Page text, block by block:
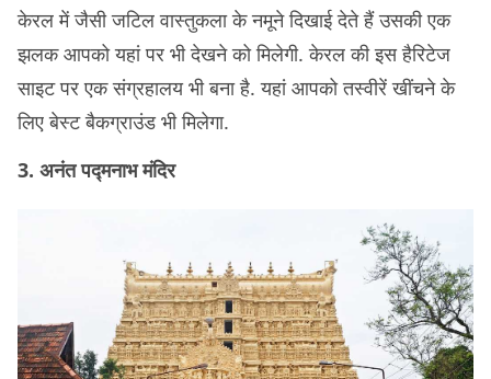
केरल में जैसी जटिल वास्तुकला के नमूने दिखाई देते हैं उसकी एक
झलक आपको यहां पर भी देखने को मिलेगी. केरल की इस हैरिटेज
साइट पर एक संग्रहालय भी बना है. यहां आपको तस्वीरें खींचने के
लिए बेस्ट बैकग्राउंड भी मिलेगा.
3. अनंत पद्मनाभ मंदिर